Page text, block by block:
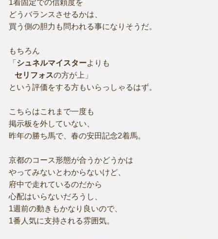
1着固定での信頼度を
どうバランスさせるかは、
買う側の胆力も問われる事になりそうだ。
もちろん
「 シュネルマイスターよりも
セリフォスの方が上」
という評価をする方もいらっしゃるはず。
こちらはこれまで一度も
掲示板を外していない、
昨年の勝ち馬で、春の安田記念2着馬。
京都のコース形態が合うかどうかは
やってみないとわからないけど、
府中で走れているのだから
心配はいらないだろうし、
1週前の動きもかなり良いので、
1番人気に支持される雰囲気。